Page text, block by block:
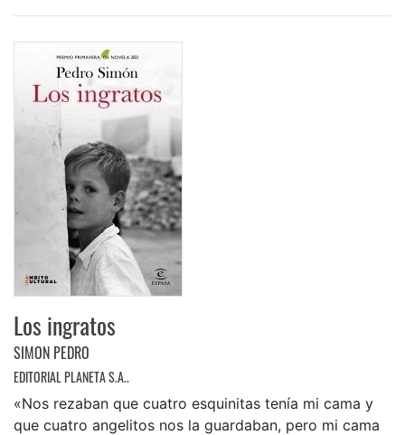
Los ingratos
SIMON PEDRO
EDITORIAL PLANETA S.A..
«Nos rezaban que cuatro esquinitas tenía mi cama y
que cuatro angelitos nos la guardaban, pero mi cama